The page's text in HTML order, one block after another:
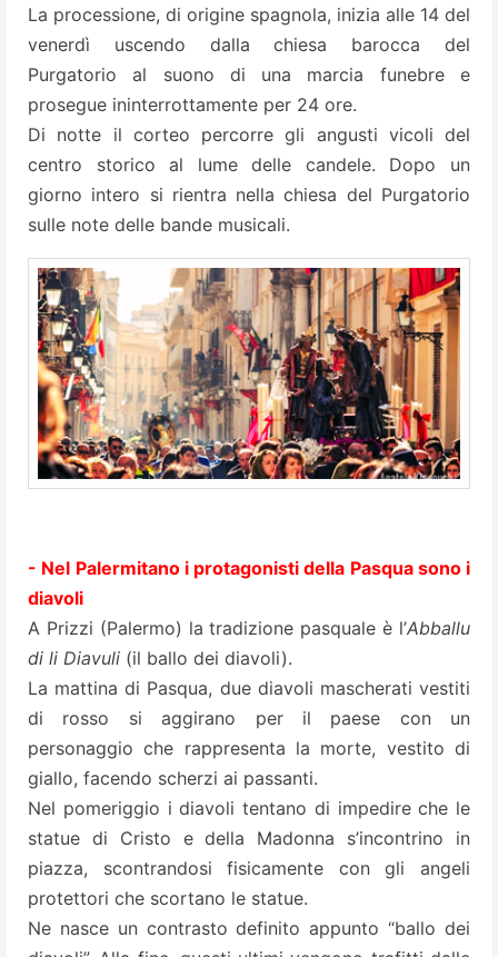
La processione, di origine spagnola, inizia alle 14 del
venerdì uscendo dalla chiesa barocca del
Purgatorio al suono di una marcia funebre e
prosegue ininterrottamente per 24 ore.
Di notte il corteo percorre gli angusti vicoli del
centro storico al lume delle candele. Dopo un
giorno intero si rientra nella chiesa del Purgatorio
sulle note delle bande musicali.
- Nel Palermitano i protagonisti della Pasqua sono i
diavoli
A Prizzi (Palermo) la tradizione pasquale è l’Abballu
di li Diavuli (il ballo dei diavoli).
La mattina di Pasqua, due diavoli mascherati vestiti
di rosso si aggirano per il paese con un
personaggio che rappresenta la morte, vestito di
giallo, facendo scherzi ai passanti.
Nel pomeriggio i diavoli tentano di impedire che le
statue di Cristo e della Madonna s’incontrino in
piazza, scontrandosi fisicamente con gli angeli
protettori che scortano le statue.
Ne nasce un contrasto definito appunto “ballo dei